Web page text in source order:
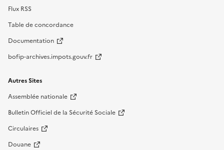
Flux RSS
Table de concordance
Documentation
bofip-archives.impots.gouv.fr
Autres Sites
Assemblée nationale
Bulletin Officiel de la Sécurité Sociale
Circulaires
Douane